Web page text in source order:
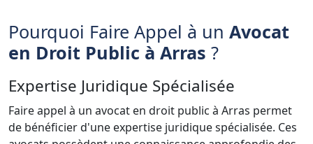
Pourquoi Faire Appel à un Avocat
en Droit Public à Arras ?
Expertise Juridique Spécialisée
Faire appel à un avocat en droit public à Arras permet
de bénéficier d'une expertise juridique spécialisée. Ces